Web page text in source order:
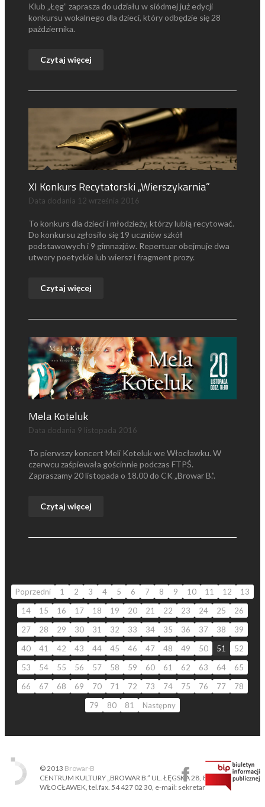
Klub „Łęg” zaprasza do udziału w siódmej już edycji
konkursu wokalnego dla dzieci, który odbędzie się 28
października.
Czytaj więcej
XI Konkurs Recytatorski „Wierszykarnia”
Data dodania 12 września 2016
To konkurs dla dzieci i młodzieży, którzy lubią recytować.
Do konkursu zgłosiło się 19 uczniów szkół
podstawowych i 9 gimnazjów. Repertuar obejmuje dwa
utwory poetyckie lub wiersz i fragment prozy.
Czytaj więcej
Mela Koteluk
Data dodania 9 listopada 2016
To pierwszy koncert Meli Koteluk we Włocławku. W
czerwcu zaśpiewała gościnnie podczas FTPŚ.
Zapraszamy 20 listopada o 18.00 do CK „Browar B.”.
Czytaj więcej
Poprzedni 1 2 3 4 5 6 7 8 9 10 11 12
13
14
15 16 17 18 19 20 21 22 23 24 25
26
27
28 29 30 31 32 33 34 35 36 37 38
39
40
41 42 43 44 45 46 47 48 49 50 51
52
53
54 55 56 57 58 59 60 61 62 63 64
65
66
67 68 69 70 71 72 73 74 75 76 77
78
79
80 81 Następny
© 2013 Browar·B
CENTRUM KULTURY „BROWAR B.” UL. ŁĘGSKA 28, 87-800
WŁOCŁAWEK, tel.fax. 54 427 02 30, e-mail: sekretariat@ckbb.pl